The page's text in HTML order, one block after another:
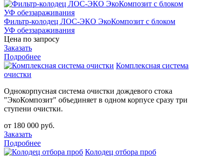
Фильтр-колодец ЛОС-ЭКО ЭкоКомпозит с блоком
УФ обеззараживания
Цена по запросу
Заказать
Подробнее
Комплексная система
очистки
Однокорпусная система очистки дождевого стока
"ЭкоКомпозит" объединяет в одном корпусе сразу три
ступени очистки.
от 180 000 руб.
Заказать
Подробнее
Колодец отбора проб